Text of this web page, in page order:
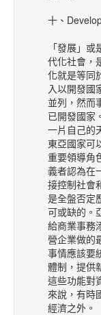
十、
「發展」
代化社會，
化就是等同
入以開發國
並列，然而
已開發國家
一片自己的
東亞國家可
重要領導角
義者認為在
接控制社會
是全盤否定
可或缺的。
給商業事務
營企業做的
事情應該要
體制，提供
這些功能對
來說，有時
經濟之外。